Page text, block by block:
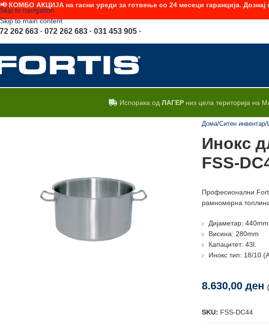
Skip to navigation
Skip to main content
262 663 · 072 262 683 · 031 453 905 ·
Испорака од ЛАГЕРниз цела територија на
Дома Ситен инвентар
Инокс
FSS-
Професионални
рамномерна
Дијаметар: 440mm
Висина: 280mm
Капацитет: 43l.
Инокс тип: 18/10
8.630,00ден
SKU: FSS-DC44
📢 КОМБО АКЦИЈА на гасни уреди за готвење со 24 месеци гаранција.